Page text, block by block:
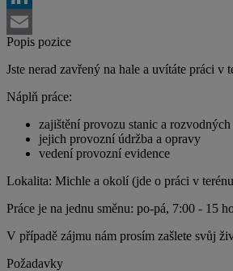
LinkedIn
Email
Popis pozice
Jste nerad zavřený na hale a uvítáte práci
Náplň práce:
zajištění provozu stanic a
jejich provozní údržba a opravy
vedení provozní evidence
Lokalita: Michle a okolí (jde o práci v
Práce je na jednu směnu: po-pá, 7:00 - 15
V případě zájmu nám prosím zašlete svůj
Požadavky